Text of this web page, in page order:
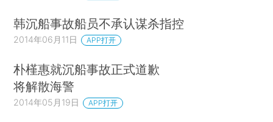
韩沉船事故船员不承认谋杀指控
2014年06月11日 APP打开
朴槿惠就沉船事故正式道歉
将解散海警
2014年05月19日 APP打开